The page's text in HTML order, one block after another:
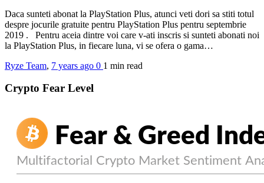
Daca sunteti abonat la PlayStation Plus, atunci veti dori sa stiti totul
despre jocurile gratuite pentru PlayStation Plus pentru septembrie
2019 . Pentru aceia dintre voi care v-ati inscris si sunteti abonati noi
la PlayStation Plus, in fiecare luna, vi se ofera o gama…
Ryze Team, 7 years ago 0 1 min read
Crypto Fear Level